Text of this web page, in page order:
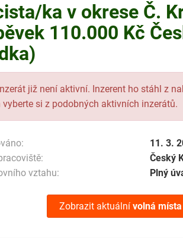
ka v okrese Č.
110.000 Kč
již není aktivní. Inzerent ho stáhl z
vyberte si z podobných aktivních inzerátů.
11. 3.
Český
vztahu:
Plný
Zobrazit aktuální volná místa